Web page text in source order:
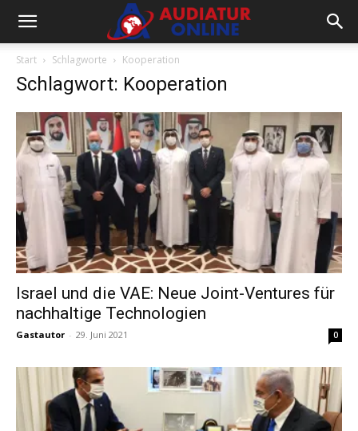
Start Schlagworte Kooperation
Schlagwort: Kooperation
Israel und die VAE: Neue Joint-Ventures für
nachhaltige Technologien
Gastautor - 29. Juni 2021 0